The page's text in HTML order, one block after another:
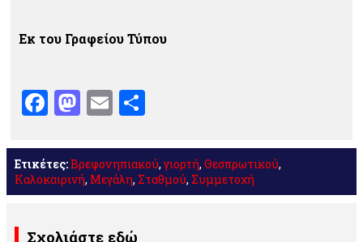
Εκ του Γραφείου Τύπου
Facebook
Mastodon
Email
Ετικέτες:Βρεφονηπιακού,γιορτή, Θεσπρωτικού,
Καλοκαιρινή, Μεγάλη, Σταθμού, Συμμετοχή
Σχολιάστε εδώ